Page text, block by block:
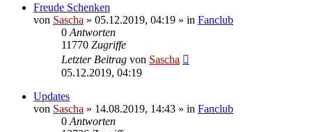
Freude Schenken
von Sascha » 05.12.2019, 04:19 » in Fanclub
0 Antworten
11770 Zugriffe
Letzter Beitrag von Sascha
05.12.2019, 04:19
Updates
von Sascha » 14.08.2019, 14:43 » in Fanclub
0 Antworten